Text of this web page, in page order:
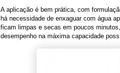
A aplicação é bem prática, com
há necessidade de enxaguar com água
ficam limpas e secas em poucos
desempenho na máxima capacidade